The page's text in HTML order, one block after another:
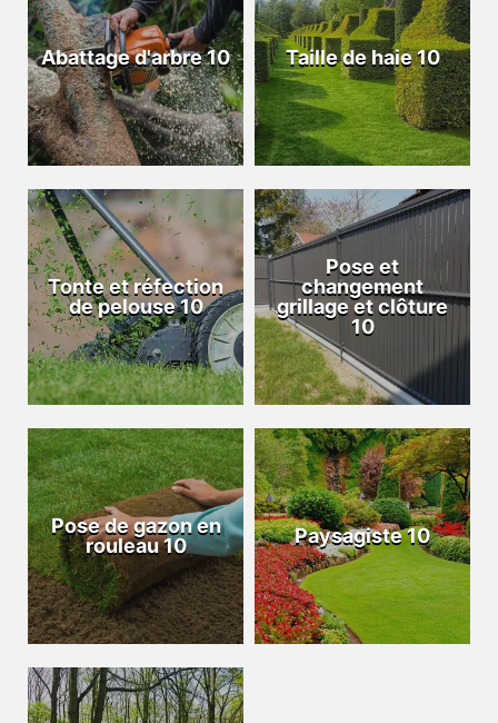
Abattage d'arbre 10 Taille de haie 10
Tonte et réfection
de pelouse 10
Pose et
changement
grillage et clôture
10
Pose de gazon en
rouleau 10
Paysagiste 10